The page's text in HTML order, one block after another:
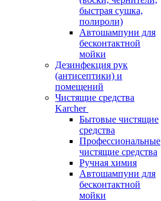
быстрая сушка,
полироли)
Автошампуни для
бесконтактной
мойки
Дезинфекция рук
(антисептики) и
помещений
Чистящие средства
Karcher
Бытовые чистящие
средства
Профессиональные
чистящие средства
Ручная химия
Автошампуни для
бесконтактной
мойки